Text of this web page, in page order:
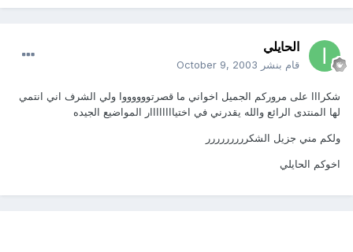
الحايلي
قام بنشر October 9, 2003
شكرااا على مروركم الجميل اخواني ما قصرتووووووا ولي الشرف اني انتمي
لها المنتدى الرائع والله يقدرني في اختياااااااار المواضيع الجيده
ولكم مني جزيل الشكررررررررر
اخوكم الحايلي